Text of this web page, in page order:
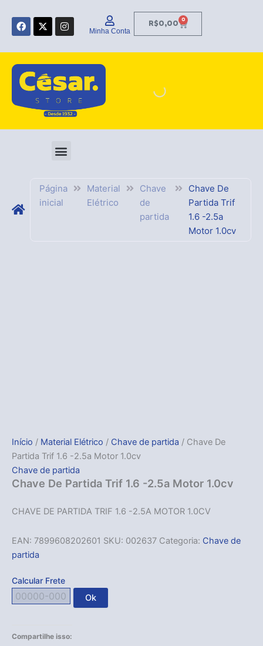
para F
a
c
o
o
k
X
-
t
t
t
e
I
n
s
g
r
a
m
Minha Conta
R$0,00 0
Carrinho
Página
inicial
Material
Elétrico
Chave
de
partida
Chave De
Partida Trif
1.6 -2.5a
Motor 1.0cv
Início / Material Elétrico / Chave de partida / Chave De
Partida Trif 1.6 -2.5a Motor 1.0cv
Chave de partida
Chave De Partida Trif 1.6 -2.5a Motor 1.0cv
CHAVE DE PARTIDA TRIF 1.6 -2.5A MOTOR 1.0CV
EAN: 7899608202601 SKU: 002637 Categoria: Chave de
partida
Calcular Frete
Ok
Compartilhe isso: